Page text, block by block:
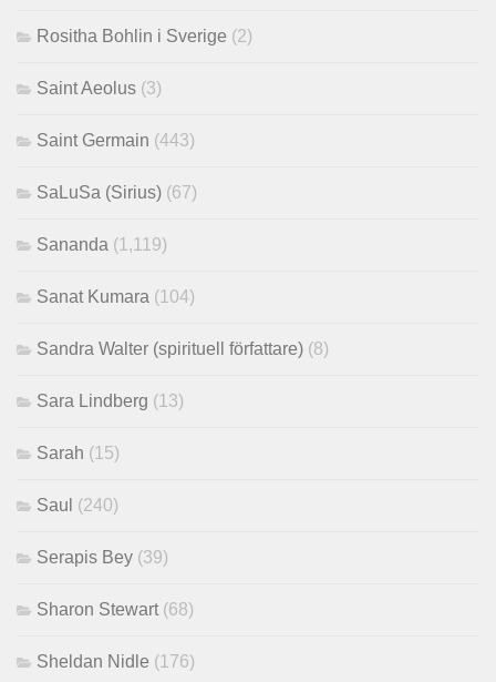
Rositha Bohlin i Sverige (2)
Saint Aeolus (3)
Saint Germain (443)
SaLuSa (Sirius) (67)
Sananda (1,119)
Sanat Kumara (104)
Sandra Walter (spirituell författare) (8)
Sara Lindberg (13)
Sarah (15)
Saul (240)
Serapis Bey (39)
Sharon Stewart (68)
Sheldan Nidle (176)